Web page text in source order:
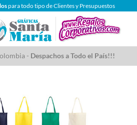
para todo tipo de Clientes y Presupuestos
- Despachos a Todo el País!!!